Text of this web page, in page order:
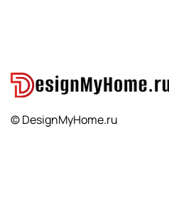
© DesignMyHome.ru